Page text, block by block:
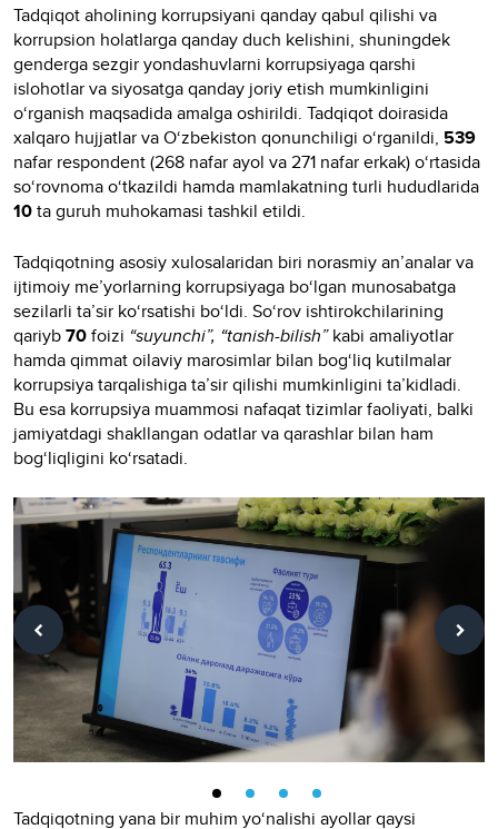
Tadqiqot aholining korrupsiyani qanday qabul qilishi va
korrupsion holatlarga qanday duch kelishini, shuningdek
genderga sezgir yondashuvlarni korrupsiyaga qarshi
islohotlar va siyosatga qanday joriy etish mumkinligini
o‘rganish maqsadida amalga oshirildi. Tadqiqot doirasida
xalqaro hujjatlar va O‘zbekiston qonunchiligi o‘rganildi, 539
nafar respondent (268 nafar ayol va 271 nafar erkak) o‘rtasida
so‘rovnoma o‘tkazildi hamda mamlakatning turli hududlarida
10ta guruh muhokamasi tashkil etildi.
Tadqiqotning asosiy xulosalaridan biri norasmiy an’analar va
ijtimoiy me’yorlarning korrupsiyaga bo‘lgan munosabatga
sezilarli ta’sir ko‘rsatishi bo‘ldi. So‘rov ishtirokchilarining
qariyb70foizi “suyunchi”, “tanish-bilish”kabi amaliyotlar
hamda qimmat oilaviy marosimlar bilan bog‘liq kutilmalar
korrupsiya tarqalishiga ta’sir qilishi mumkinligini ta’kidladi.
Bu esa korrupsiya muammosi nafaqat tizimlar faoliyati, balki
jamiyatdagi shakllangan odatlar va qarashlar bilan ham
bog‘liqligini ko‘rsatadi.
Tadqiqotning yana bir muhim yo‘nalishi ayollar qaysi